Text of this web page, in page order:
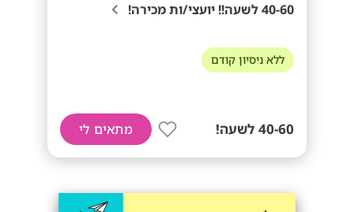
40-60 לשעה!! יועצי/ות מכירה!
ללא ניסיון קודם
40-60 לשעה! מתאים לי